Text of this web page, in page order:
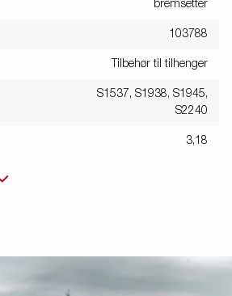
bremsetter
103788
Tilbehør til tilhenger
S1537, S1938, S1945,
S2240
3,18